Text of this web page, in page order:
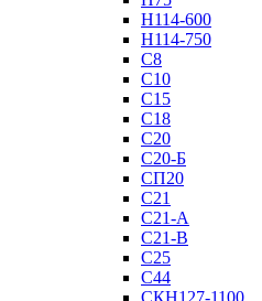
Н114-600
Н114-750
С8
С10
С15
С18
С20
С20-Б
СП20
С21
С21-А
С21-В
С25
С44
СКН127-1100